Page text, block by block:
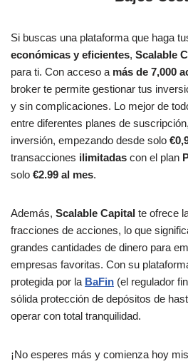
Si buscas una plataforma que haga
económicas y eficientes, Scalable
para ti. Con acceso a más de 7,000
broker te permite gestionar tus
y sin complicaciones. Lo mejor de
entre diferentes planes de
inversión, empezando desde solo
transacciones ilimitadas con el plan
solo €2.99 al mes​.
Además, Scalable Capital te ofrece
fracciones de acciones, lo que
grandes cantidades de dinero para
empresas favoritas. Con su
protegida por la BaFin (el regulador
sólida protección de depósitos de
operar con total tranquilidad​.
¡No esperes más y comienza hoy